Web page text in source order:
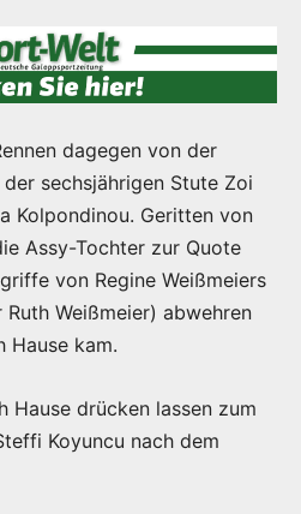
dagegen von der
sechsjährigen Stute Zoi
Kolpondinou. Geritten von
Assy-Tochter zur Quote
von Regine Weißmeiers
Weißmeier) abwehren
Hause kam.
Hause drücken lassen zum
Koyuncu nach dem